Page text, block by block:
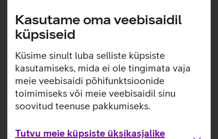
Kasutame oma veebisaidil
küpsiseid
Küsime sinult luba selliste küpsiste
kasutamiseks, mida ei ole tingimata vaja
meie veebisaidi põhifunktsioonide
toimimiseks või meie veebisaidil sinu
soovitud teenuse pakkumiseks.
Tutvu meie küpsiste üksikasjalike
EX15AP kõrvaklapid, millega saad kuulata oma
lemmikmuusikat ühilduvast seadmest. Tänu sisseehitatud
mikrofonile kasutatav ka hands-free'na.
Kasulikud lingid
Tootja kasutusjuhend kõrvaklappidele Sony MDR-
EX15AP_EST
Tutvu Sony MDR-EX15AP kõrvaklappide omadustega